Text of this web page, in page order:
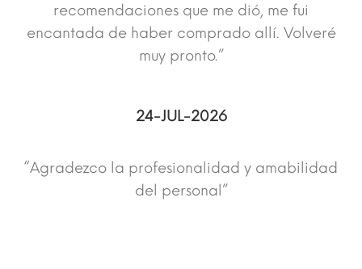
recomendaciones que me dió, me fui
encantada de haber comprado allí. Volveré
muy pronto.”
24-JUL-2026
“Agradezco la profesionalidad y amabilidad
del personal”